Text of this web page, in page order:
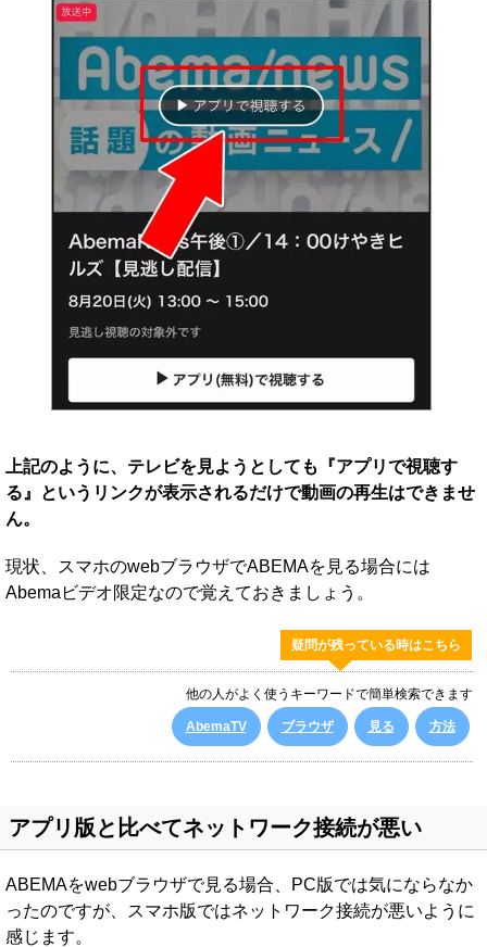
上記のように、テレビを見ようとしても『アプリで視聴す
る』というリンクが表示されるだけで動画の再生はできませ
ん。
現状、スマホのwebブラウザでABEMAを見る場合には
Abemaビデオ限定なので覚えておきましょう。
疑問が残っている時はこちら
他の人がよく使うキーワードで簡単検索できます
AbemaTV ブラウザ 見る 方法
アプリ版と比べてネットワーク接続が悪い
ABEMAをwebブラウザで見る場合、PC版では気にならなか
ったのですが、スマホ版ではネットワーク接続が悪いように
感じます。